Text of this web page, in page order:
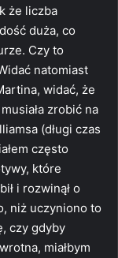
że liczba
duża, co
Czy to
natomiast
widać, że
zrobić na
(długi czas
często
które
i rozwinął o
niż uczyniono to
czy gdyby
miałbym